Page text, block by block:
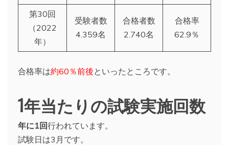
第30回
（2022
年）
受験者数
4.359名
合格者数
2.740名
合格率
62.9％
合格率は約60％前後といったところです。
1年当たりの試験実施回数
年に1回行われています。
試験日は3月です。